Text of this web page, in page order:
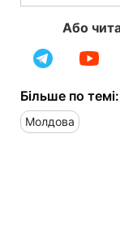
Або
Більше по темі:
Молдова